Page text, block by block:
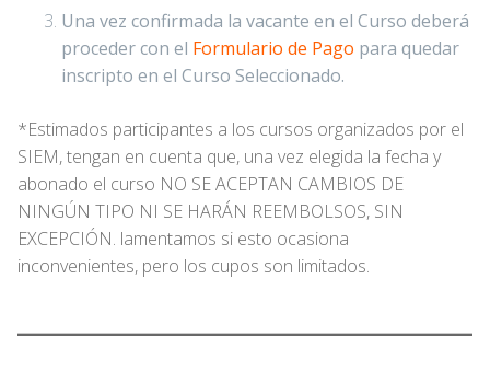
Una vez confirmada la vacante en el Curso deberá
proceder con el Formulario de Pago para quedar
inscripto en el Curso Seleccionado.
*Estimados participantes a los cursos organizados por el
SIEM, tengan en cuenta que, una vez elegida la fecha y
abonado el curso NO SE ACEPTAN CAMBIOS DE
NINGÚN TIPO NI SE HARÁN REEMBOLSOS, SIN
EXCEPCIÓN. lamentamos si esto ocasiona
inconvenientes, pero los cupos son limitados.